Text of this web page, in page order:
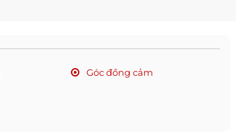
Góc đồng cảm